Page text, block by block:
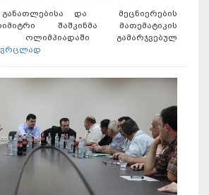
განათლებისა და მეცნიერების
შაშკინმა მათემატიკის
ოლიმპიადაში გამარჯვებულ
ვრცლად